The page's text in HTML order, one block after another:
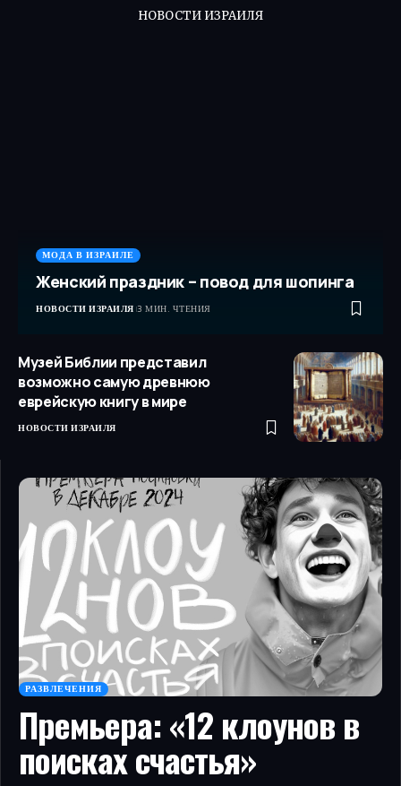
НОВОСТИ ИЗРАИЛЯ
МОДА В ИЗРАИЛЕ
Женский праздник – повод для шопинга
НОВОСТИ ИЗРАИЛЯ 3 МИН. ЧТЕНИЯ
Музей Библии представил
возможно самую древнюю
еврейскую книгу в мире
НОВОСТИ ИЗРАИЛЯ
РАЗВЛЕЧЕНИЯ
Премьера: «12 клоунов в
поисках счастья»